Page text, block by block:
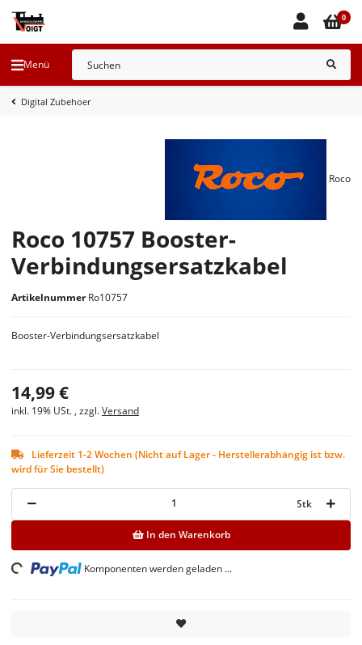
Menü
0
Digital Zubehoer
Roco 10757 Booster-
Verbindungsersatzkabel
Artikelnummer Ro10757
Roco
Booster-Verbindungsersatzkabel
14,99 €
inkl. 19% USt. , zzgl.Versand
Stk
In den Warenkorb
Komponenten werden geladen ...
Lieferzeit 1-2 Wochen (Nicht auf Lager - Herstellerabhängig ist bzw.
wird für Sie bestellt)